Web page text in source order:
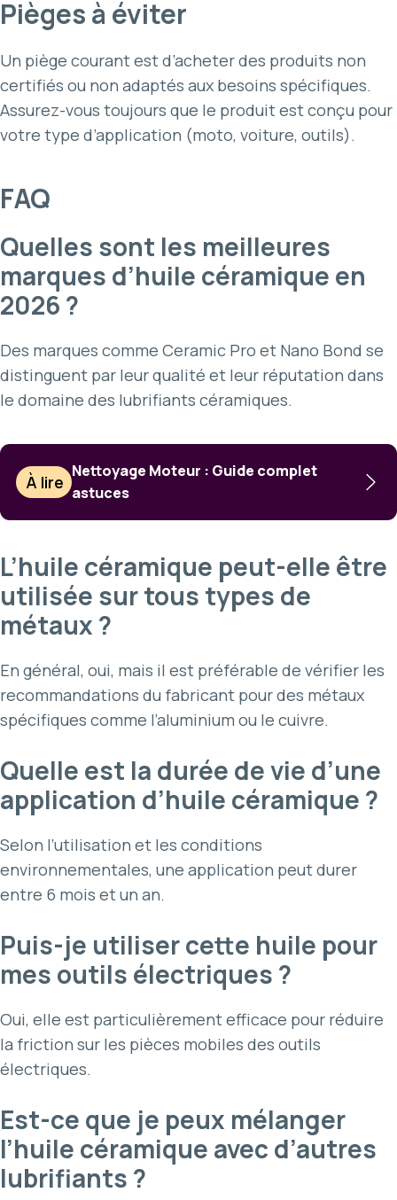
Pièges à éviter
Un piège courant est d’acheter des produits non
certifiés ou non adaptés aux besoins spécifiques.
Assurez-vous toujours que le produit est conçu pour
votre type d’application (moto, voiture, outils).
FAQ
Quelles sont les meilleures
marques d’huile céramique en
2026 ?
Des marques comme Ceramic Pro et Nano Bond se
distinguent par leur qualité et leur réputation dans
le domaine des lubrifiants céramiques.
À lire
Nettoyage Moteur : Guide complet
astuces
L’huile céramique peut-elle être
utilisée sur tous types de
métaux ?
En général, oui, mais il est préférable de vérifier les
recommandations du fabricant pour des métaux
spécifiques comme l’aluminium ou le cuivre.
Quelle est la durée de vie d’une
application d’huile céramique ?
Selon l’utilisation et les conditions
environnementales, une application peut durer
entre 6 mois et un an.
Puis-je utiliser cette huile pour
mes outils électriques ?
Oui, elle est particulièrement efficace pour réduire
la friction sur les pièces mobiles des outils
électriques.
Est-ce que je peux mélanger
l’huile céramique avec d’autres
lubrifiants ?